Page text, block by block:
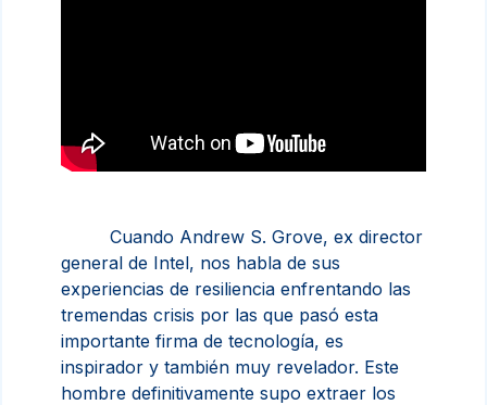
Cuando Andrew S. Grove, ex director
general de Intel, nos habla de sus
experiencias de resiliencia enfrentando las
tremendas crisis por las que pasó esta
importante firma de tecnología, es
inspirador y también muy revelador. Este
hombre definitivamente supo extraer los